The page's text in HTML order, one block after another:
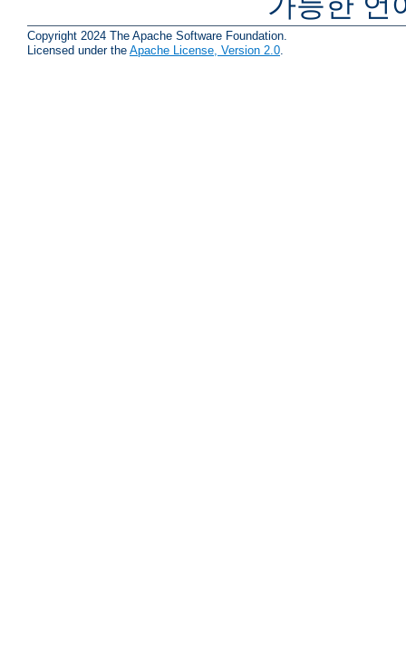
Copyright 2024 The Apache Software Foundation.
Licensed under the Apache License, Version 2.0.